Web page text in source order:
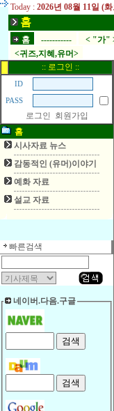
Today : 2026년 08월 11일 (
홈
홈 ----------- < "가"
<귀즈,지혜,유머>
:: 로그인 ::
ID
PASS
로그인
회원가입
홈
시사자료 뉴스
감동적인 (유머)이야기
예화 자료
설교 자료
빠른검색
네이버.다음.구글